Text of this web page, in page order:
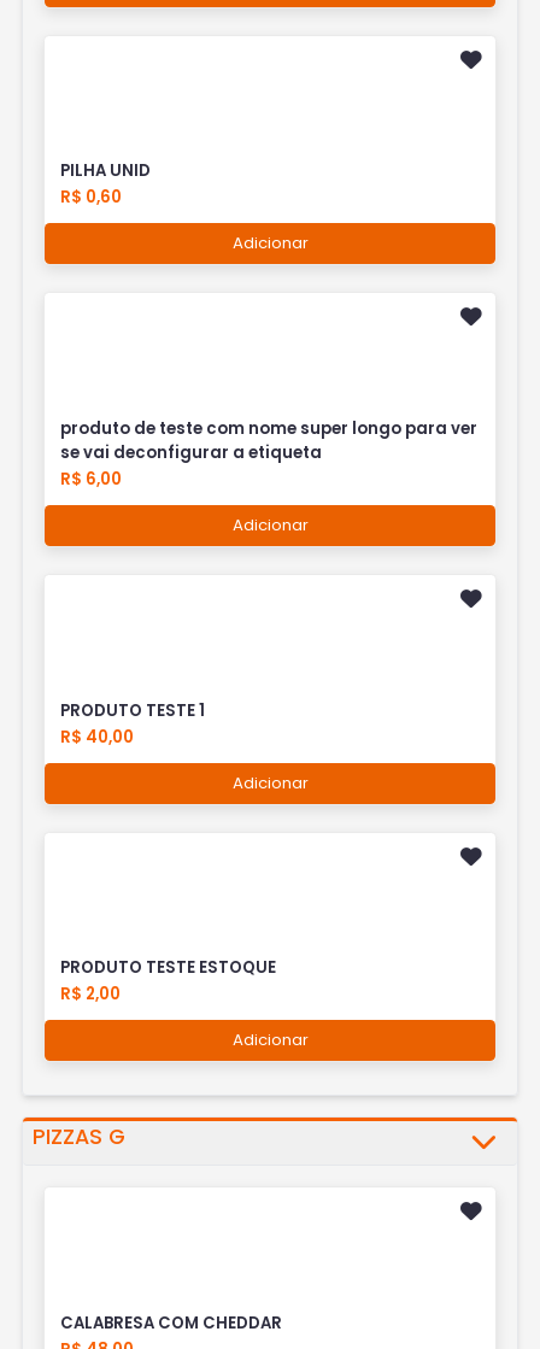
PILHA UNID
R$ 0,60
Adicionar
produto de teste com nome super longo para ver
se vai deconfigurar a etiqueta
R$ 6,00
Adicionar
PRODUTO TESTE 1
R$ 40,00
Adicionar
PRODUTO TESTE ESTOQUE
R$ 2,00
Adicionar
PIZZAS G
CALABRESA COM CHEDDAR